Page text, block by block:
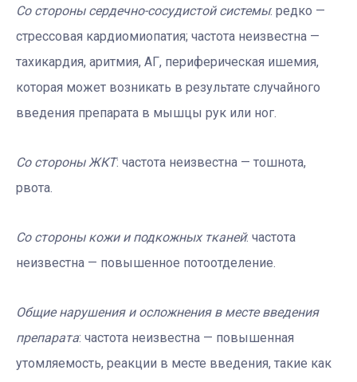
Со стороны сердечно-сосудистой системы: редко —
стрессовая кардиомиопатия; частота неизвестна —
тахикардия, аритмия, АГ, периферическая ишемия,
которая может возникать в результате случайного
введения препарата в мышцы рук или ног.
Со стороны ЖКТ: частота неизвестна — тошнота,
рвота.
Со стороны кожи и подкожных тканей: частота
неизвестна — повышенное потоотделение.
Общие нарушения и осложнения в месте введения
препарата: частота неизвестна — повышенная
утомляемость, реакции в месте введения, такие как